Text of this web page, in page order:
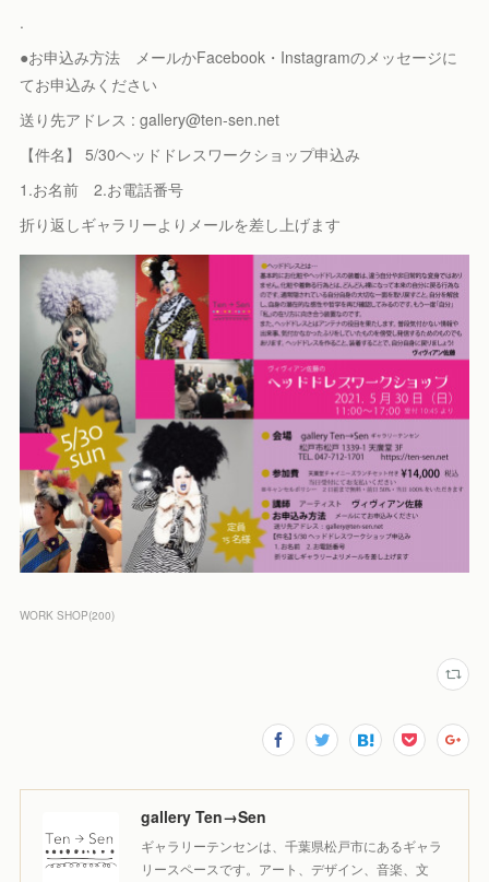
.
●お申込み方法 メールかFacebook・Instagramのメッセージに
てお申込みください
送り先アドレス : gallery@ten-sen.net
【件名】 5/30ヘッドドレスワークショップ申込み
1.お名前 2.お電話番号
折り返しギャラリーよりメールを差し上げます
WORK SHOP(200)
gallery Ten→Sen
ギャラリーテンセンは、千葉県松戸市にあるギャラ
リースペースです。アート、デザイン、音楽、文